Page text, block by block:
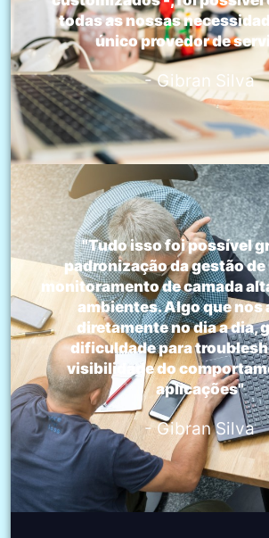
todas as nossas
único provedor de
- Gibran Silva
"Tudo isso foi possível
padronização da gestão de
monitoramento de camada
ambientes. Algo que nos
diretamente no dia a dia,
dificuldade para
visibilidade do
aplicações"
- Gibran Silva